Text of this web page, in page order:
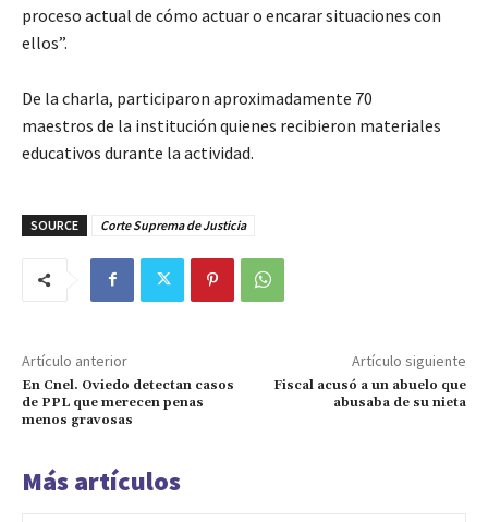
proceso actual de cómo actuar o encarar situaciones con
ellos”.
De la charla, participaron aproximadamente 70
maestros de la institución quienes recibieron materiales
educativos durante la actividad.
SOURCE Corte Suprema de Justicia
Artículo anterior
En Cnel. Oviedo detectan casos
de PPL que merecen penas
menos gravosas
Artículo siguiente
Fiscal acusó a un abuelo que
abusaba de su nieta
Más artículos